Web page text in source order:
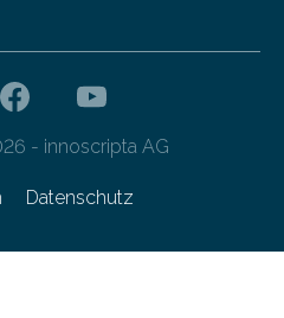
- innoscripta AG
Datenschutz